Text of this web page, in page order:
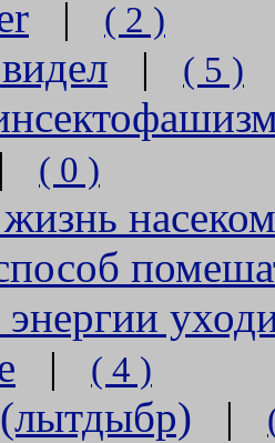
| ( 2 )
| ( 5 )
( 0 )
| ( 4 )
|